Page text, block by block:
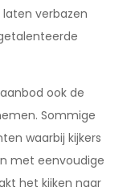
verbazen
ook de
Sommige
waarbij kijkers
met eenvoudige
het kijken naar